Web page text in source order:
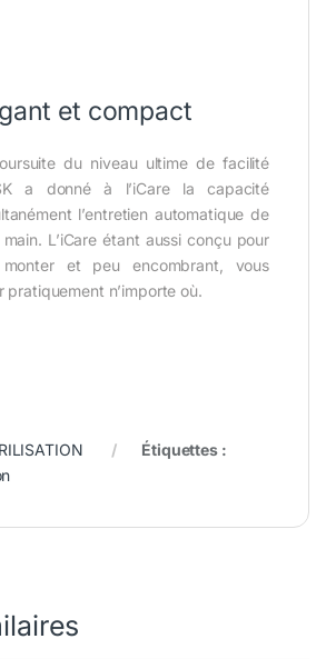
et compact
du niveau ultime de facilité
a donné à l’iCare la capacité
l’entretien automatique de
L’iCare étant aussi conçu pour
et peu encombrant, vous
pratiquement n’importe où.
Étiquettes :